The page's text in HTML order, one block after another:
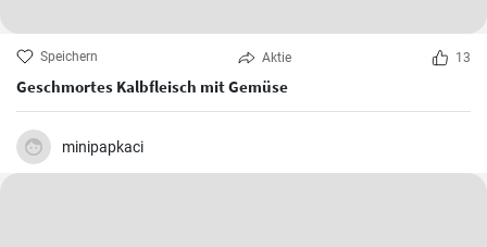
Speichern Aktie 13
Geschmortes Kalbfleisch mit Gemüse
minipapkaci